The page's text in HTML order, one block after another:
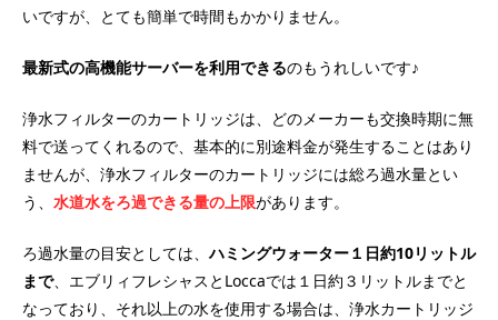
いですが、とても簡単で時間もかかりません。
最新式の高機能サーバーを利用できるのもうれしいです♪
浄水フィルターのカートリッジは、どのメーカーも交換時期に無
料で送ってくれるので、基本的に別途料金が発生することはあり
ませんが、浄水フィルターのカートリッジには総ろ過水量とい
う、 水道水をろ過できる量の上限があります。
ろ過水量の目安としては、ハミングウォーター１日約10リットル
まで、エブリィフレシャスとLoccaでは１日約３リットルまでと
なっており、それ以上の水を使用する場合は、浄水カートリッジ